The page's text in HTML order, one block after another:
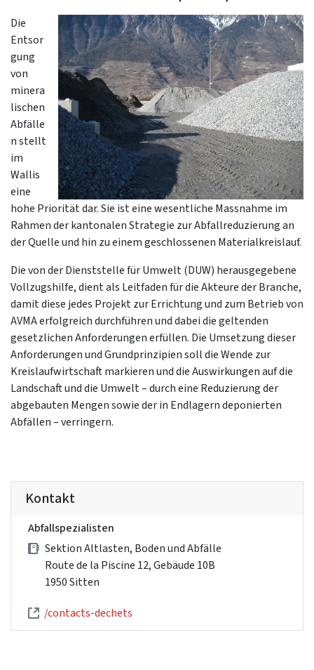
Die
Entsor
gung
von
minera
lischen
Abfälle
n stellt
im
Wallis
eine
hohe Priorität dar. Sie ist eine wesentliche Massnahme im
Rahmen der kantonalen Strategie zur Abfallreduzierung an
der Quelle und hin zu einem geschlossenen Materialkreislauf.
Die von der Dienststelle für Umwelt (DUW) herausgegebene
Vollzugshilfe, dient als Leitfaden für die Akteure der Branche,
damit diese jedes Projekt zur Errichtung und zum Betrieb von
AVMA erfolgreich durchführen und dabei die geltenden
gesetzlichen Anforderungen erfüllen. Die Umsetzung dieser
Anforderungen und Grundprinzipien soll die Wende zur
Kreislaufwirtschaft markieren und die Auswirkungen auf die
Landschaft und die Umwelt – durch eine Reduzierung der
abgebauten Mengen sowie der in Endlagern deponierten
Abfällen – verringern.
Kontakt
Abfallspezialisten
Sektion Altlasten, Boden und Abfälle
Route de la Piscine 12, Gebäude 10B
1950 Sitten
/contacts-dechets